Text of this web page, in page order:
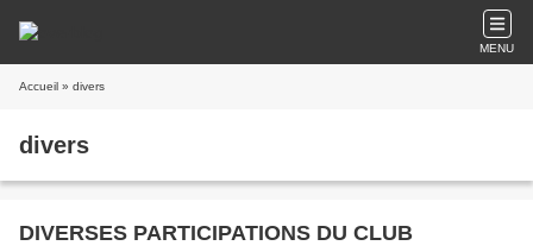
MENU
Accueil » divers
divers
DIVERSES PARTICIPATIONS DU CLUB